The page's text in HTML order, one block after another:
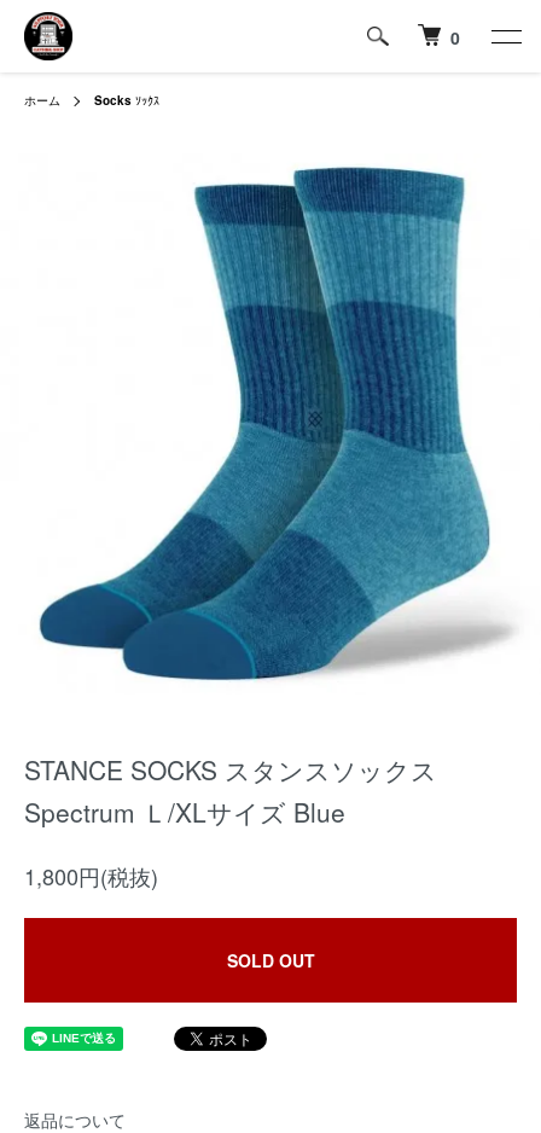
0
ホーム Socks ｿｯｸｽ
STANCE SOCKS スタンスソックス
Spectrum Ｌ/XLサイズ Blue
1,800円(税抜)
SOLD OUT
返品について